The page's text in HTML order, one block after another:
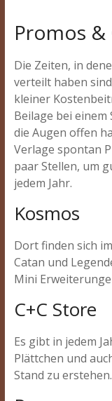
Promos
Die Zeiten, in
verteilt haben
kleiner
Beilage bei
die Augen offen
Verlage spontan
paar Stellen, um
jedem Jahr.
Kosmos
Dort finden sich
Catan und
Mini
C+C Store
Es gibt in jedem
Plättchen und
Stand zu erstehen.